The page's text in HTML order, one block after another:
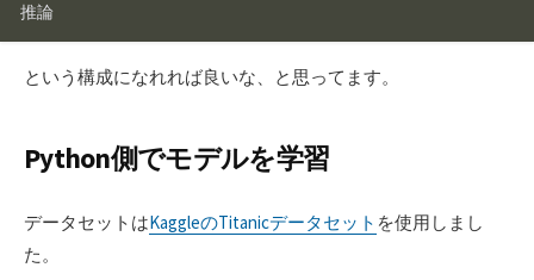
という構成になれれば良いな、と思ってます。
Python側でモデルを学習
データセットはKaggleのTitanicデータセット を使用しまし
た。